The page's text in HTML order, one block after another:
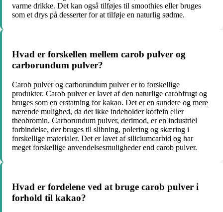
varme drikke. Det kan også tilføjes til smoothies eller bruges
som et drys på desserter for at tilføje en naturlig sødme.
Hvad er forskellen mellem carob pulver og
carborundum pulver?
Carob pulver og carborundum pulver er to forskellige
produkter. Carob pulver er lavet af den naturlige carobfrugt og
bruges som en erstatning for kakao. Det er en sundere og mere
nærende mulighed, da det ikke indeholder koffein eller
theobromin. Carborundum pulver, derimod, er en industriel
forbindelse, der bruges til slibning, polering og skæring i
forskellige materialer. Det er lavet af siliciumcarbid og har
meget forskellige anvendelsesmuligheder end carob pulver.
Hvad er fordelene ved at bruge carob pulver i
forhold til kakao?